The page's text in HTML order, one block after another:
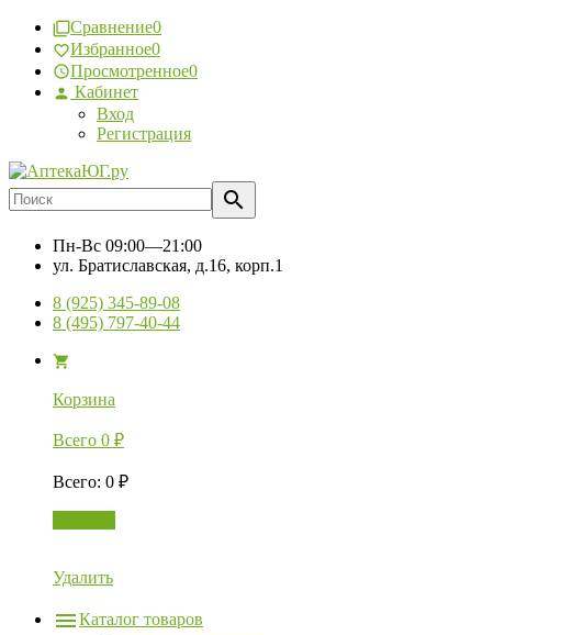
Сравнение0
Избранное0
Просмотренное0
Кабинет
Вход
Регистрация
Пн-Вс 09:00—21:00
ул. Братиславская, д.16, корп.1
8 (925) 345-89-08
8 (495) 797-40-44
Корзина
Всего 0 ₽
Всего: 0 ₽
Удалить
Каталог товаров